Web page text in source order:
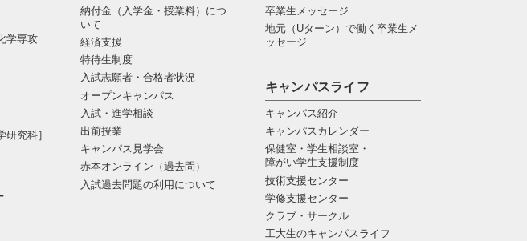
学専攻
研究科］
納付金（入学金・授業料）につ
いて
経済支援
特待生制度
入試志願者・合格者状況
オープンキャンパス
入試・進学相談
出前授業
キャンパス見学会
赤本オンライン（過去問）
入試過去問題の利用について
卒業生メッセージ
地元（Uターン）で働く卒業生メ
ッセージ
キャンパスライフ
キャンパス紹介
キャンパスカレンダー
保健室・学生相談室・
障がい学生支援制度
技術支援センター
学修支援センター
クラブ・サークル
工大生のキャンパスライフ